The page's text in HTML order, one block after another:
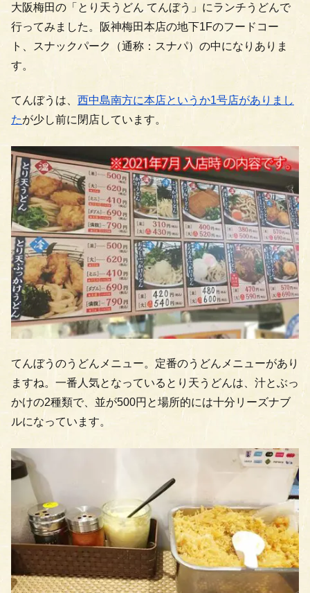
大阪梅田の「とり天うどん てんぼう」にランチうどんで
行ってみました。阪神梅田本店の地下1Fのフードコー
ト、スナックパーク（通称：スナパ）の中になりありま
す。
てんぼうは、 西中島南方に本店というか1号店がありまし
たが少し前に閉店しています。
てんぼうのうどんメニュー。定番のうどんメニューがあり
ますね。一番人気となっているとり天うどんは、汁とぶっ
かけの2種類で、並が500円と場所的には十分リーズナブ
ルになっています。